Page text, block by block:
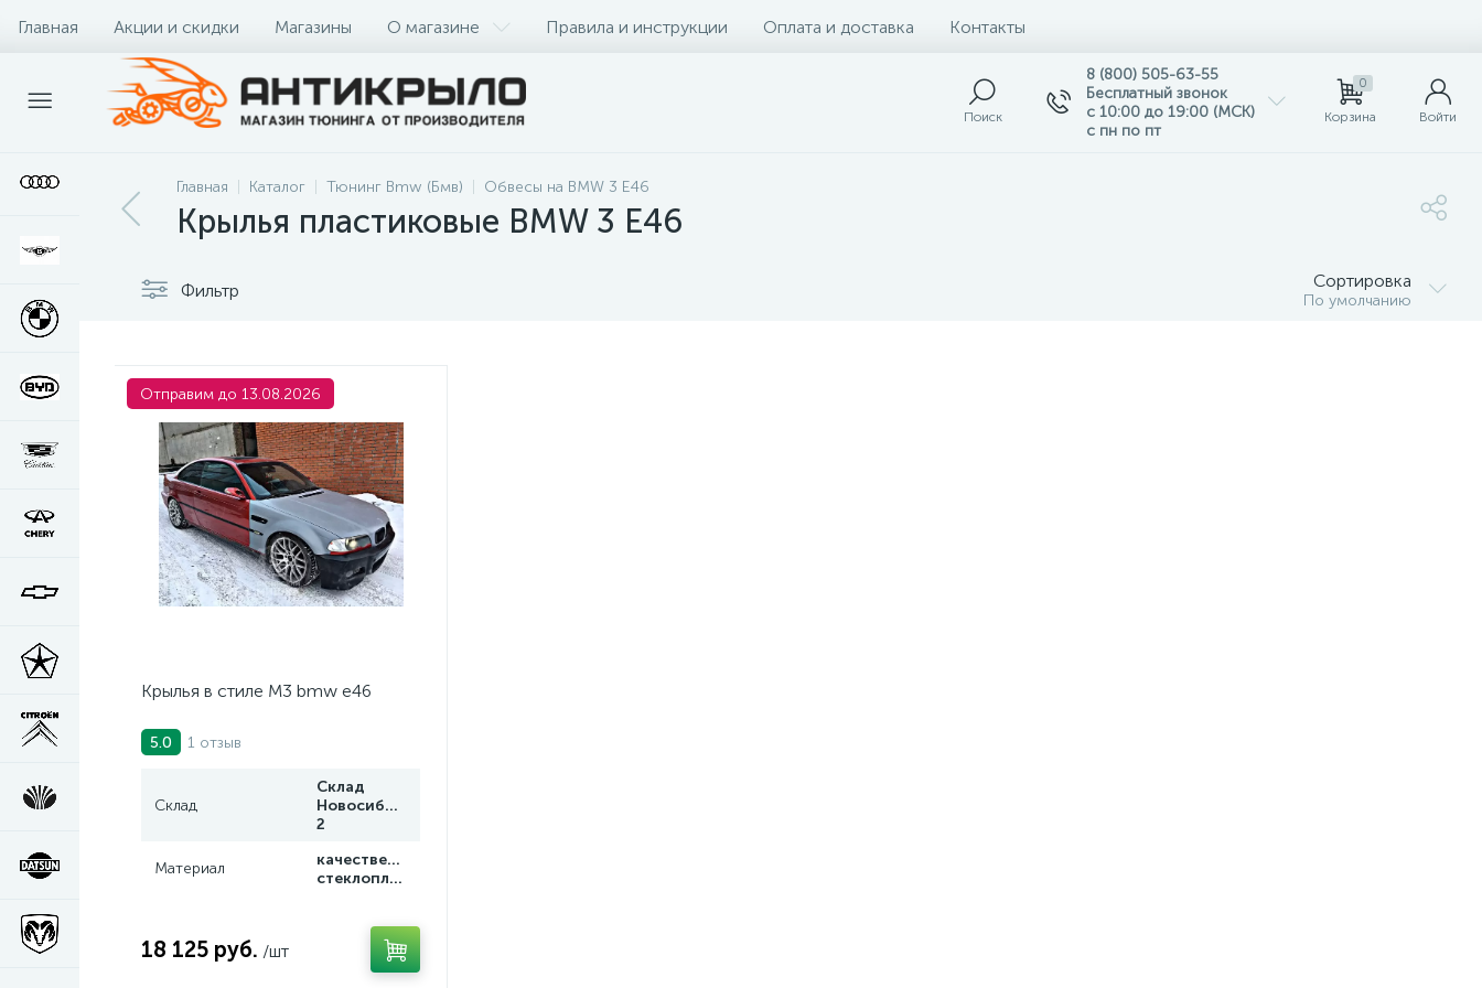
Главная Акции и скидки Магазины О магазине Правила и инструкции Оплата и доставка Контакты
Поиск
8 (800) 505-63-55
Бесплатный звонок
с 10:00 до 19:00 (МСК)
с пн по пт
0
Корзина Войти
Главная Каталог Тюнинг Bmw (Бмв) Обвесы на BMW 3 E46
Крылья пластиковые BMW 3 E46
Фильтр Сортировка
По умолчанию
Отправим до 13.08.2026
Крылья в стиле М3 bmw e46
5.0 1 отзыв
Склад
Склад
Новосибирск
2
Материал
качественный
стеклопластик
18 125 руб. /шт